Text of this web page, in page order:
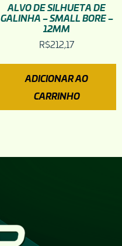
ALVO DE SILHUETA DE
GALINHA – SMALL BORE –
12MM
R$212,17
ADICIONAR AO
CARRINHO